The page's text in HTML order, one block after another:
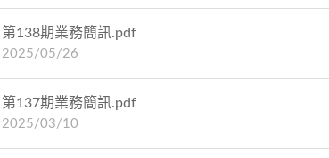
第138期業務簡訊.pdf
2025/05/26
第137期業務簡訊.pdf
2025/03/10